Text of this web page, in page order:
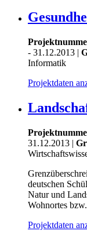
- 31.12.2013 |
Informatik
Projektdaten
31.12.2013 |
deutschen
Natur und
Wohnortes
Projektdaten